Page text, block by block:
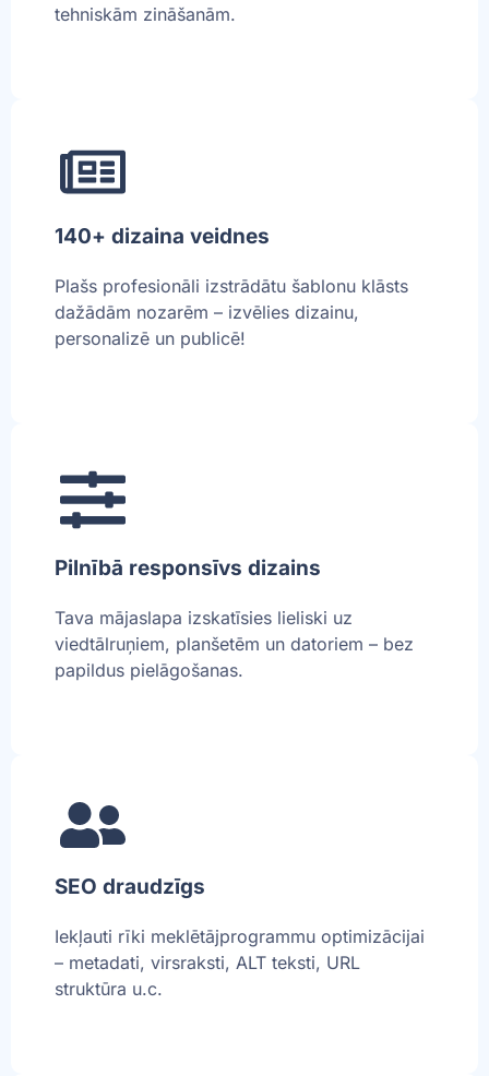
tehniskām zināšanām.
140+ dizaina veidnes
Plašs profesionāli izstrādātu šablonu klāsts
dažādām nozarēm – izvēlies dizainu,
personalizē un publicē!
Pilnībā responsīvs dizains
Tava mājaslapa izskatīsies lieliski uz
viedtālruņiem, planšetēm un datoriem – bez
papildus pielāgošanas.
SEO draudzīgs
Iekļauti rīki meklētājprogrammu optimizācijai
– metadati, virsraksti, ALT teksti, URL
struktūra u.c.